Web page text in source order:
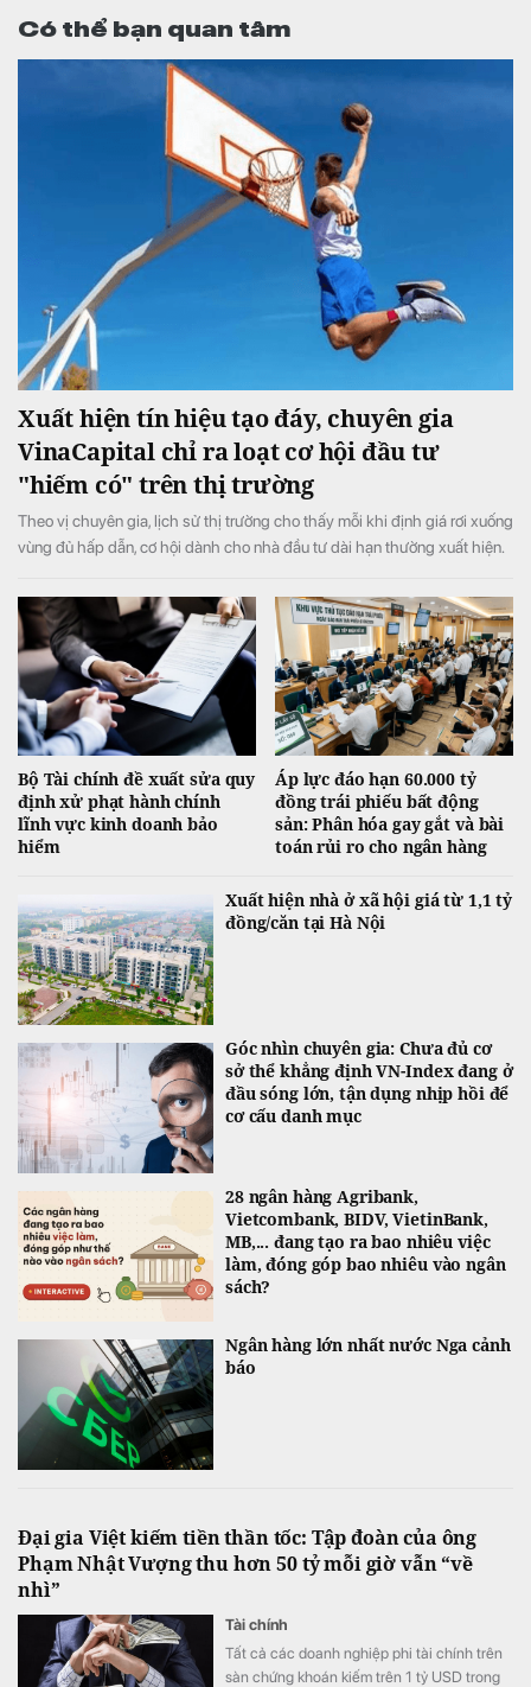
Có thể bạn quan tâm
Xuất hiện tín hiệu tạo đáy, chuyên gia
VinaCapital chỉ ra loạt cơ hội đầu tư
"hiếm có" trên thị trường
Theo vị chuyên gia, lịch sử thị trường cho thấy mỗi khi định giá rơi xuống
vùng đủ hấp dẫn, cơ hội dành cho nhà đầu tư dài hạn thường xuất hiện.
Bộ Tài chính đề xuất sửa quy
định xử phạt hành chính
lĩnh vực kinh doanh bảo
hiểm
Áp lực đáo hạn 60.000 tỷ
đồng trái phiếu bất động
sản: Phân hóa gay gắt và bài
toán rủi ro cho ngân hàng
Xuất hiện nhà ở xã hội giá từ 1,1 tỷ
đồng/căn tại Hà Nội
Góc nhìn chuyên gia: Chưa đủ cơ
sở thể khẳng định VN-Index đang ở
đầu sóng lớn, tận dụng nhịp hồi để
cơ cấu danh mục
28 ngân hàng Agribank,
Vietcombank, BIDV, VietinBank,
MB,... đang tạo ra bao nhiêu việc
làm, đóng góp bao nhiêu vào ngân
sách?
Ngân hàng lớn nhất nước Nga cảnh
báo
Đại gia Việt kiếm tiền thần tốc: Tập đoàn của ông
Phạm Nhật Vượng thu hơn 50 tỷ mỗi giờ vẫn “về
nhì”
Tài chính
Tất cả các doanh nghiệp phi tài chính trên
sàn chứng khoán kiếm trên 1 tỷ USD trong